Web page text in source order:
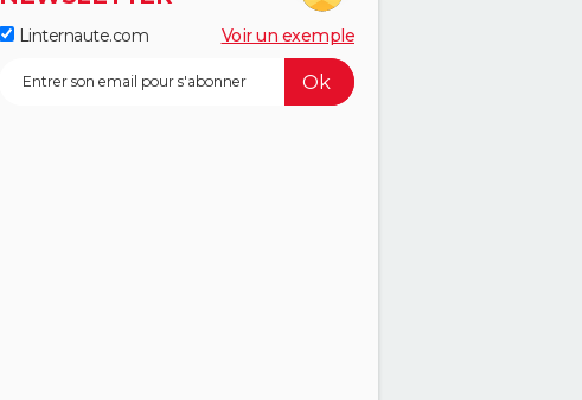
Linternaute.com Voir un exemple